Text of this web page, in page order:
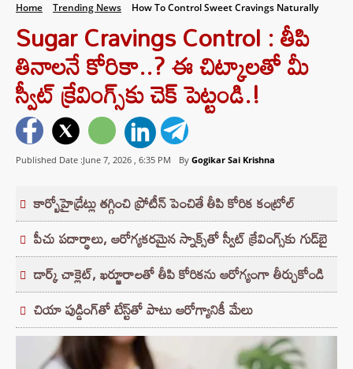
Home Trending News How To Control Sweet Cravings Naturally
Sugar Cravings Control : తీపి
తినాలనే కోరికా..? ఈ చిట్కాలతో మీ
స్వీట్ క్రేవింగ్స్‌కు చెక్ పెట్టండి.!
Published Date :June 7, 2026 , 6:35 PM By Gogikar Sai Krishna
కార్బోహైడ్రేట్లు తగ్గించి ప్రోటీన్ పెంచితే తీపి కోరిక కంట్రోల్
పీచు పదార్థాలు, ఆరోగ్యకరమైన స్నాక్స్‌తో స్వీట్ క్రేవింగ్స్‌కు గుడ్‌బై
డార్క్ చాక్లెట్, ఖర్జూరాలతో తీపి కోరికను ఆరోగ్యంగా తీర్చుకోండి
చియా పుడ్డింగ్‌తో టేస్ట్‌తో పాటు ఆరోగ్యానికీ మేలు